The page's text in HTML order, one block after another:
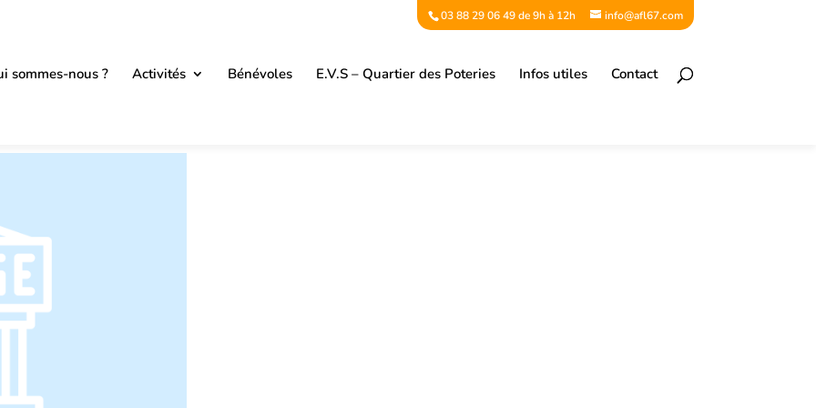
03 88 29 06 49 de 9h à 12h info@afl67.com
sommes-nous ? Activités Bénévoles E.V.S – Quartier des Poteries Infos utiles Contact